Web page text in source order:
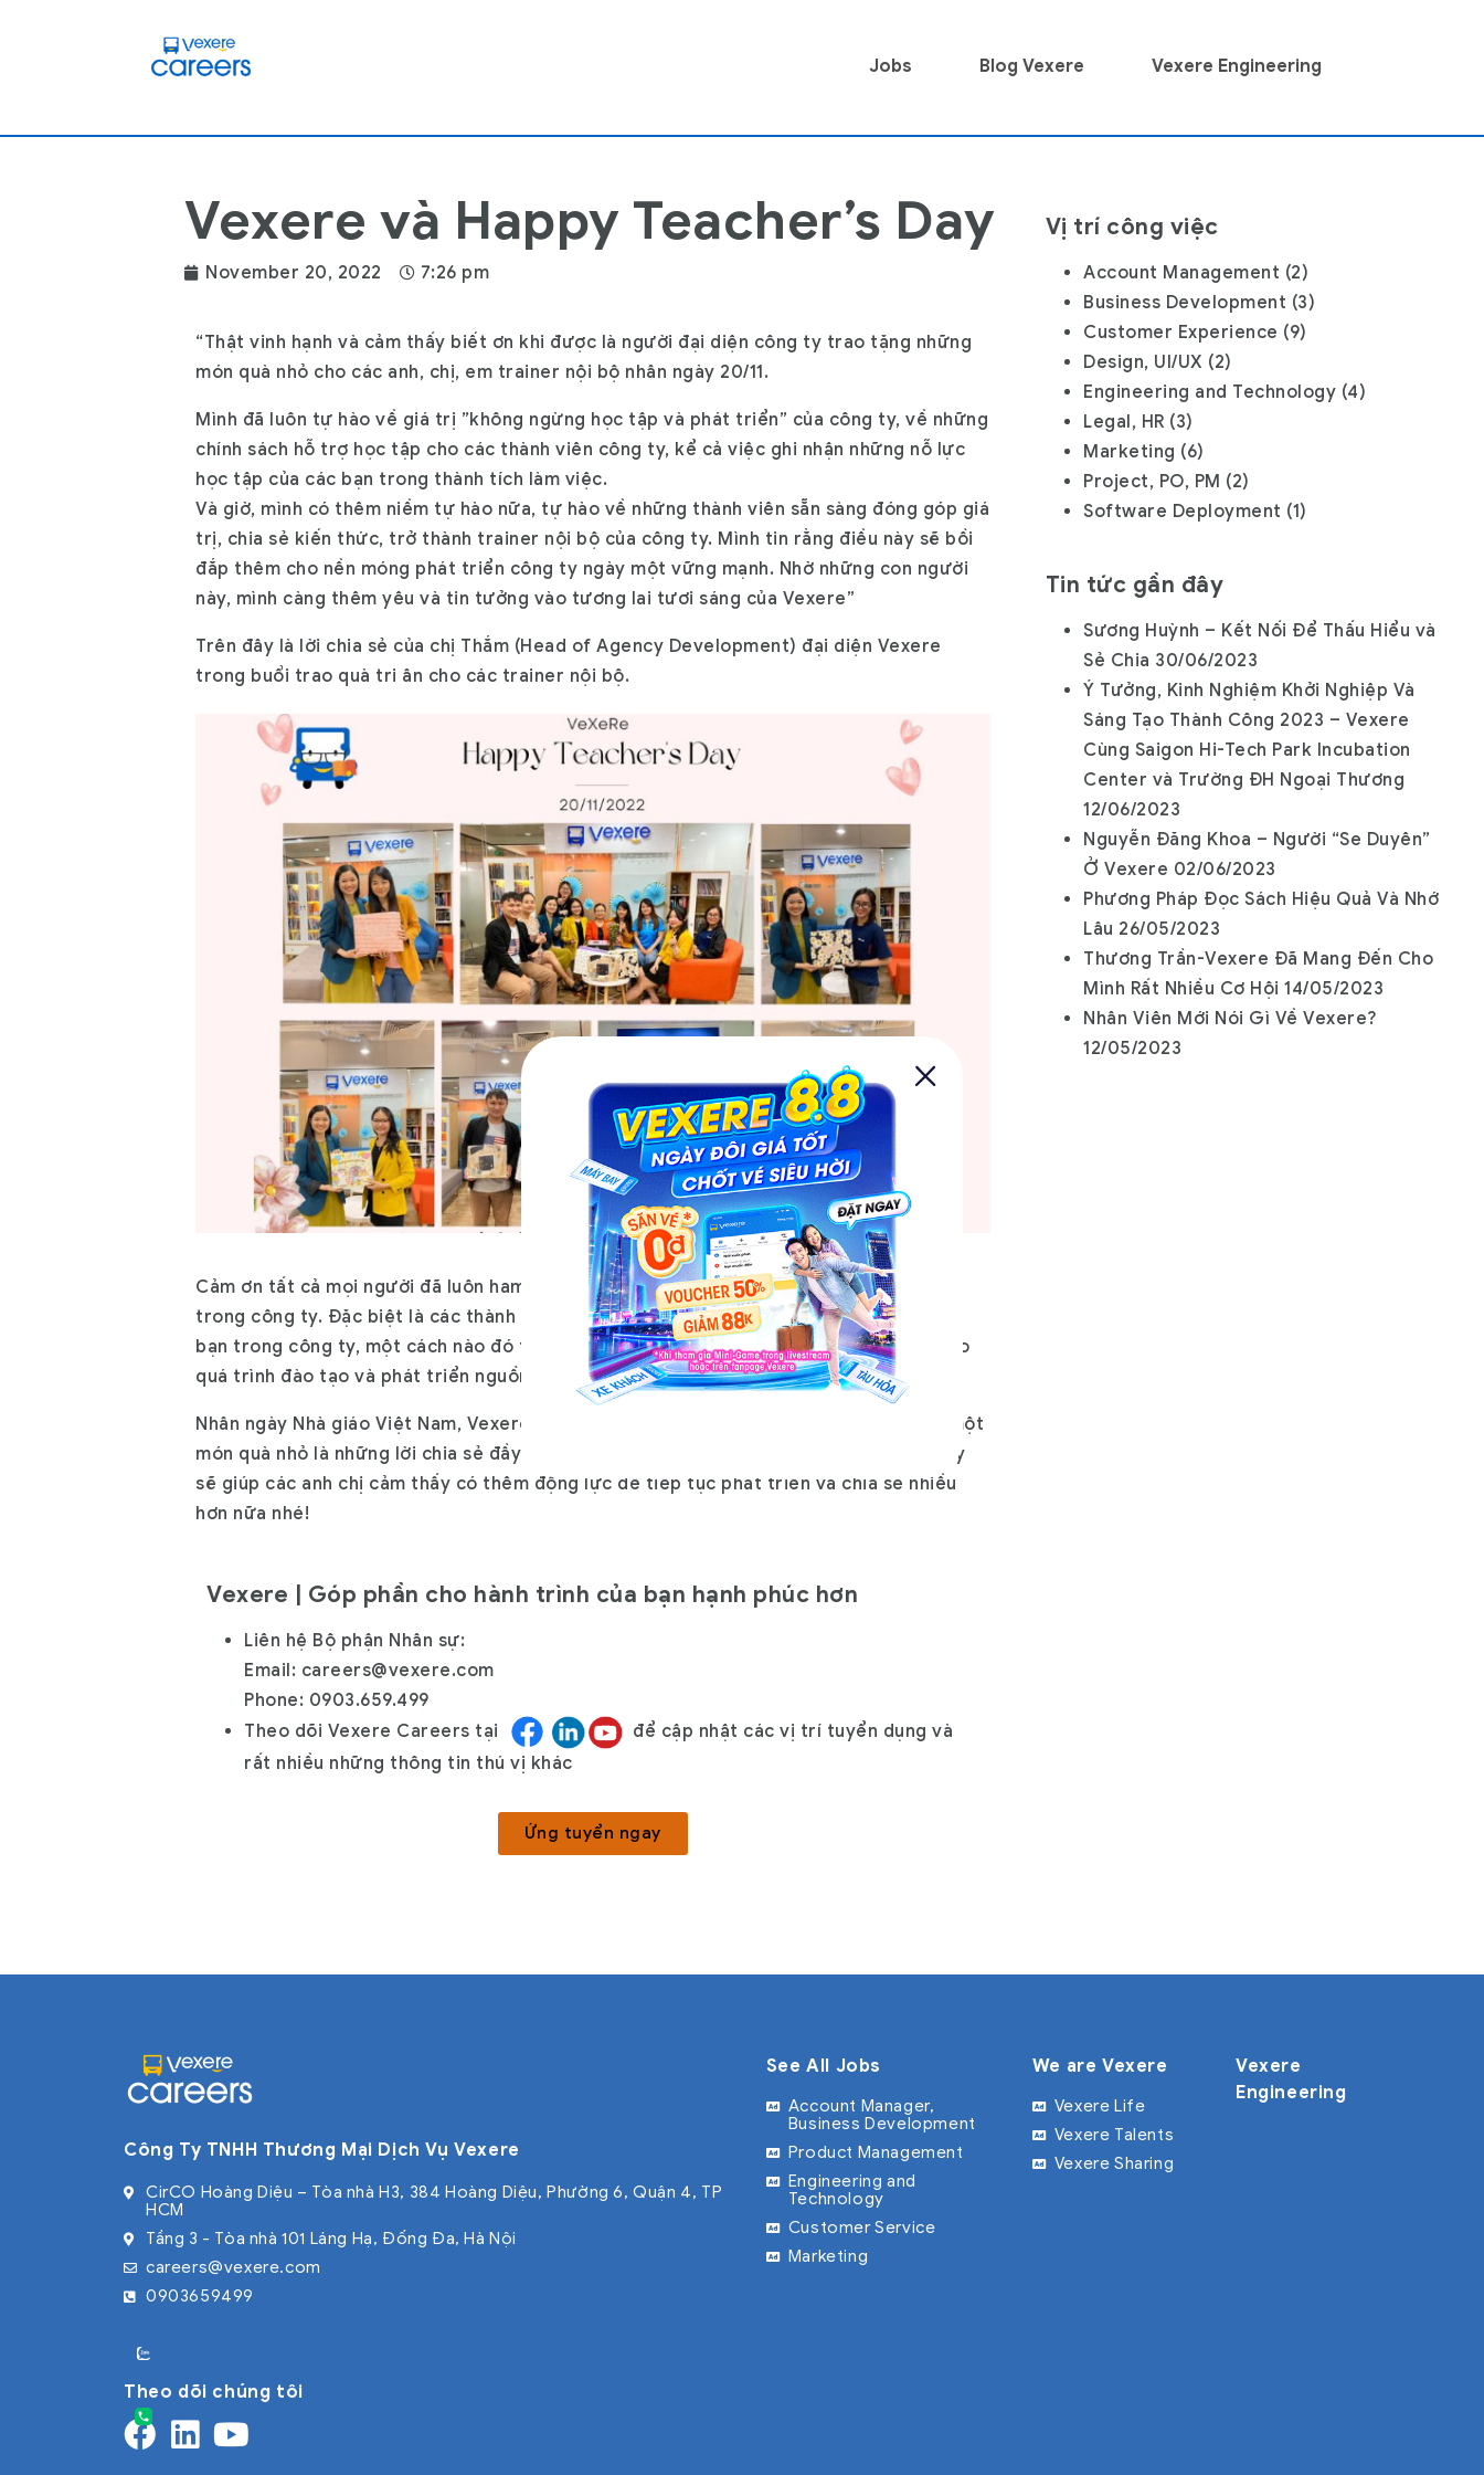
Jobs Blog Vexere Vexere Engineering
Vexere và Happy Teacher’s Day
November 20, 2022 7:26 pm
“Thật vinh hạnh và cảm thấy biết ơn khi được là người đại diện công ty trao tặng những
món quà nhỏ cho các anh, chị, em trainer nội bộ nhân ngày 20/11.
Mình đã luôn tự hào về giá trị ”không ngừng học tập và phát triển” của công ty, về những
chính sách hỗ trợ học tập cho các thành viên công ty, kể cả việc ghi nhận những nỗ lực
học tập của các bạn trong thành tích làm việc.
Và giờ, mình có thêm niềm tự hào nữa, tự hào về những thành viên sẵn sàng đóng góp giá
trị, chia sẻ kiến thức, trở thành trainer nội bộ của công ty. Mình tin rằng điều này sẽ bồi
đắp thêm cho nền móng phát triển công ty ngày một vững mạnh. Nhờ những con người
này, mình càng thêm yêu và tin tưởng vào tương lai tươi sáng của Vexere”
Trên đây là lời chia sẻ của chị Thắm (Head of Agency Development) đại diện Vexere
trong buổi trao quà tri ân cho các trainer nội bộ.
Cảm ơn tất cả mọi người đã luôn ham học và chia sẻ tri thức với các thành viên khác
trong công ty. Đặc biệt là các thành viên đã không ngại sharing, training cho rất nhiều
bạn trong công ty, một cách nào đó thì các bạn đã là những người “thầy” đóng góp vào
quá trình đào tạo và phát triển nguồn nhân lực của Vexere.
Nhân ngày Nhà giáo Việt Nam, Vexere xin tri ân và gửi đến các anh chị trainer nội bộ một
món quà nhỏ là những lời chia sẻ đầy cảm xúc của các VXRer. Mong là món quà nhỏ này
sẽ giúp các anh chị cảm thấy có thêm động lực để tiếp tục phát triển và chia sẻ nhiều
hơn nữa nhé!
Vexere | Góp phần cho hành trình của bạn hạnh phúc hơn
Liên hệ Bộ phận Nhân sự:
Email: careers@vexere.com
Phone: 0903.659.499
Theo dõi Vexere Careers tại
để cập nhật các vị trí tuyển dụng và
rất nhiều những thông tin thú vị khác
Ứng tuyển ngay
Vị trí công việc
Account Management (2)
Business Development (3)
Customer Experience (9)
Design, UI/UX (2)
Engineering and Technology (4)
Legal, HR (3)
Marketing (6)
Project, PO, PM (2)
Software Deployment (1)
Tin tức gần đây
Sương Huỳnh – Kết Nối Để Thấu Hiểu và
Sẻ Chia 30/06/2023
Ý Tưởng, Kinh Nghiệm Khởi Nghiệp Và
Sáng Tạo Thành Công 2023 – Vexere
Cùng Saigon Hi-Tech Park Incubation
Center và Trường ĐH Ngoại Thương
12/06/2023
Nguyễn Đăng Khoa – Người “Se Duyên”
Ở Vexere 02/06/2023
Phương Pháp Đọc Sách Hiệu Quả Và Nhớ
Lâu 26/05/2023
Thương Trần-Vexere Đã Mang Đến Cho
Mình Rất Nhiều Cơ Hội 14/05/2023
Nhân Viên Mới Nói Gì Về Vexere?
12/05/2023
Công Ty TNHH Thương Mại Dịch Vụ Vexere
CirCO Hoàng Diệu – Tòa nhà H3, 384 Hoàng Diệu, Phường 6, Quận 4, TP
HCM
Tầng 3 - Tòa nhà 101 Láng Hạ, Đống Đa, Hà Nội
careers@vexere.com
0903659499
See All Jobs
Account Manager,
Business Development
Product Management
Engineering and
Technology
Customer Service
Marketing
We are Vexere
Vexere Life
Vexere Talents
Vexere Sharing
Vexere
Engineering
Theo dõi chúng tôi